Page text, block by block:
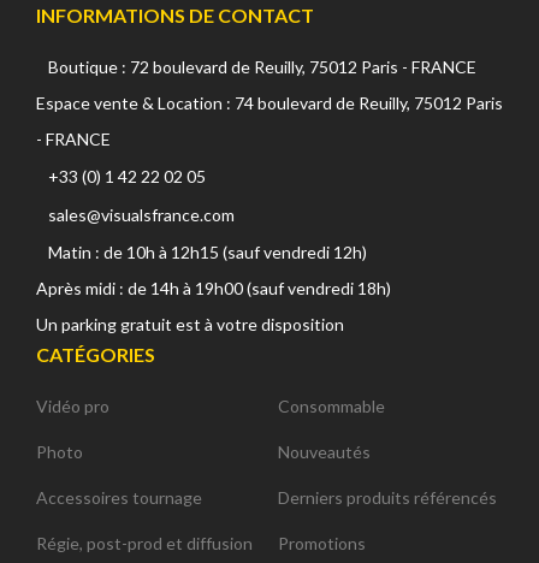
INFORMATIONS DE CONTACT
Boutique : 72 boulevard de Reuilly, 75012 Paris - FRANCE
Espace vente & Location : 74 boulevard de Reuilly, 75012 Paris
- FRANCE
+33 (0) 1 42 22 02 05
sales@visualsfrance.com
Matin : de 10h à 12h15 (sauf vendredi 12h)
Après midi : de 14h à 19h00 (sauf vendredi 18h)
Un parking gratuit est à votre disposition
CATÉGORIES
Vidéo pro
Photo
Accessoires tournage
Régie, post-prod et diffusion
Consommable
Nouveautés
Derniers produits référencés
Promotions